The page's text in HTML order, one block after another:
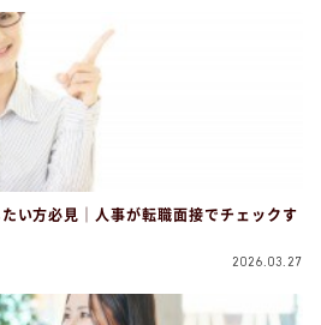
い方必見｜人事が転職面接でチェックす
2026.03.27